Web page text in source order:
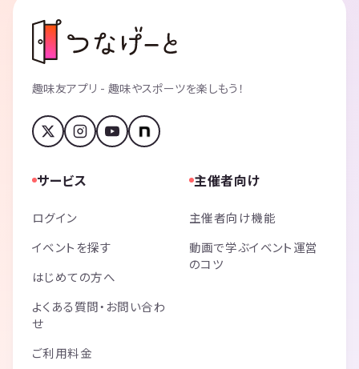
趣味友アプリ - 趣味やスポーツを楽しもう！
サービス
ログイン
イベントを探す
はじめての方へ
よくある質問・お問い合わ
せ
ご利用料金
主催者向け
主催者向け機能
動画で学ぶイベント運営
のコツ